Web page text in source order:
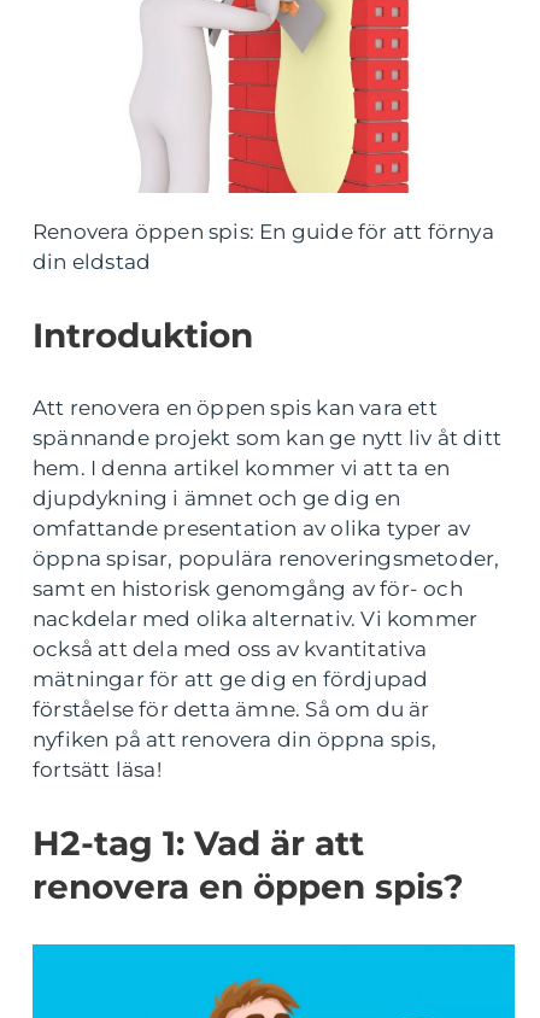
Renovera öppen spis: En guide för att förnya
din eldstad
Introduktion
Att renovera en öppen spis kan vara ett
spännande projekt som kan ge nytt liv åt ditt
hem. I denna artikel kommer vi att ta en
djupdykning i ämnet och ge dig en
omfattande presentation av olika typer av
öppna spisar, populära renoveringsmetoder,
samt en historisk genomgång av för- och
nackdelar med olika alternativ. Vi kommer
också att dela med oss av kvantitativa
mätningar för att ge dig en fördjupad
förståelse för detta ämne. Så om du är
nyfiken på att renovera din öppna spis,
fortsätt läsa!
H2-tag 1: Vad är att
renovera en öppen spis?